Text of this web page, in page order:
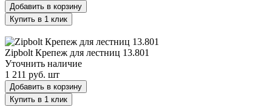
Добавить в корзину
Купить в 1 клик
Zipbolt Крепеж для лестниц 13.801
Уточнить наличие
1 211 руб. шт
Добавить в корзину
Купить в 1 клик